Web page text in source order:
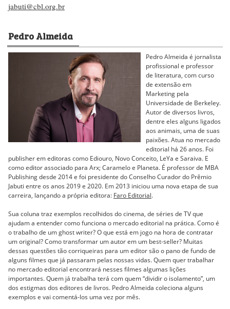
jabuti@cbl.org.br
Pedro Almeida
Pedro Almeida é jornalista
profissional e professor
de literatura, com curso
de extensão em
Marketing pela
Universidade de Berkeley.
Autor de diversos livros,
dentre eles alguns ligados
aos animais, uma de suas
paixões. Atua no mercado
editorial há 26 anos. Foi
publisher em editoras como Ediouro, Novo Conceito, LeYa e Saraiva. E
como editor associado para Arx; Caramelo e Planeta. É professor de MBA
Publishing desde 2014 e foi presidente do Conselho Curador do Prêmio
Jabuti entre os anos 2019 e 2020. Em 2013 iniciou uma nova etapa de sua
carreira, lançando a própria editora: Faro Editorial.
Sua coluna traz exemplos recolhidos do cinema, de séries de TV que
ajudam a entender como funciona o mercado editorial na prática. Como é
o trabalho de um ghost writer? O que está em jogo na hora de contratar
um original? Como transformar um autor em um best-seller? Muitas
dessas questões tão corriqueiras para um editor são o pano de fundo de
alguns filmes que já passaram pelas nossas vidas. Quem quer trabalhar
no mercado editorial encontrará nesses filmes algumas lições
importantes. Quem já trabalha terá com quem “dividir o isolamento”, um
dos estigmas dos editores de livros. Pedro Almeida coleciona alguns
exemplos e vai comentá-los uma vez por mês.